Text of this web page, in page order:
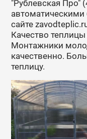
"Рублевская Про"
сайте
Качество
Монтажники
качественно.
теплицу.